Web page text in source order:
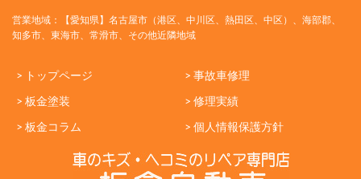
営業地域：【愛知県】名古屋市（港区、中川区、熱田区、中区）、海部郡、
知多市、東海市、常滑市、その他近隣地域
> トップページ
> 事故車修理
> 板金塗装
> 修理実績
> 板金コラム
> 個人情報保護方針